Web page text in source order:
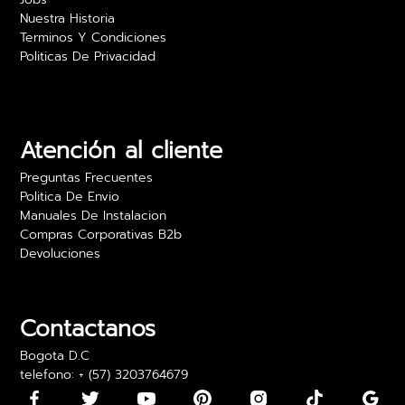
Camilo Rojas
recomiendo para oficinas.
24 abril 2024
Daniela Martínez
doblados. Los pude usar, pero fue algo incómodo
15 mayo 2024
Nuestra Historia
Terminos Y Condiciones
Politicas De Privacidad
Atención al cliente
Preguntas Frecuentes
Politica De Envio
Manuales De Instalacion
Compras Corporativas B2b
Devoluciones
Contactanos
Bogota D.C
telefono: + (57) 3203764679